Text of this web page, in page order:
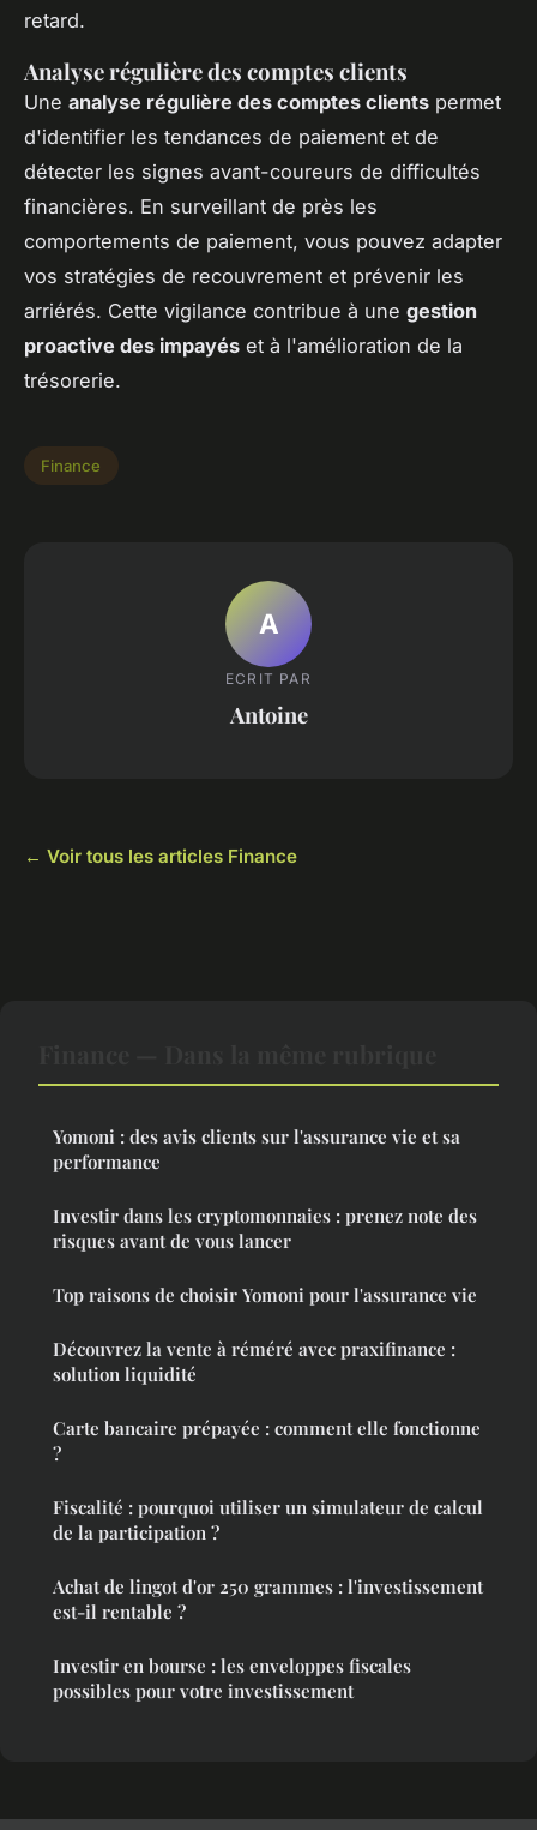
retard.
Analyse régulière des comptes clients
Une analyse régulière des comptes clients permet
d'identifier les tendances de paiement et de
détecter les signes avant-coureurs de difficultés
financières. En surveillant de près les
comportements de paiement, vous pouvez adapter
vos stratégies de recouvrement et prévenir les
arriérés. Cette vigilance contribue à une gestion
proactive des impayés et à l'amélioration de la
trésorerie.
Finance
A
ECRIT PAR
Antoine
← Voir tous les articles Finance
Yomoni : des avis clients sur l'assurance vie et sa
performance
Investir dans les cryptomonnaies : prenez note des
risques avant de vous lancer
Top raisons de choisir Yomoni pour l'assurance vie
Découvrez la vente à réméré avec praxifinance :
solution liquidité
Carte bancaire prépayée : comment elle fonctionne
?
Fiscalité : pourquoi utiliser un simulateur de calcul
de la participation ?
Achat de lingot d'or 250 grammes : l'investissement
est-il rentable ?
Investir en bourse : les enveloppes fiscales
possibles pour votre investissement